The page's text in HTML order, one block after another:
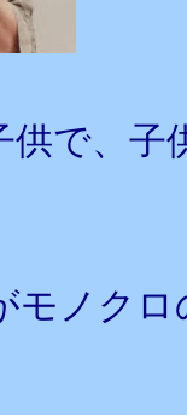
供で、
モノク